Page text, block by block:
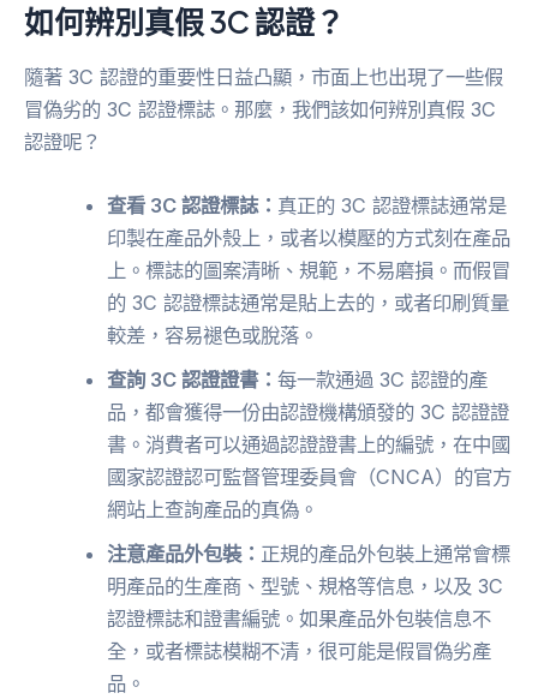
如何辨別真假 3C 認證？
隨著 3C 認證的重要性日益凸顯，市面上也出現了一些假
冒偽劣的 3C 認證標誌。那麼，我們該如何辨別真假 3C
認證呢？
查看 3C 認證標誌： 真正的 3C 認證標誌通常是
印製在產品外殼上，或者以模壓的方式刻在產品
上。標誌的圖案清晰、規範，不易磨損。而假冒
的 3C 認證標誌通常是貼上去的，或者印刷質量
較差，容易褪色或脫落。
查詢 3C 認證證書：每一款通過 3C 認證的產
品，都會獲得一份由認證機構頒發的 3C 認證證
書。消費者可以通過認證證書上的編號，在中國
國家認證認可監督管理委員會（CNCA）的官方
網站上查詢產品的真偽。
注意產品外包裝： 正規的產品外包裝上通常會標
明產品的生產商、型號、規格等信息，以及 3C
認證標誌和證書編號。如果產品外包裝信息不
全，或者標誌模糊不清，很可能是假冒偽劣產
品。